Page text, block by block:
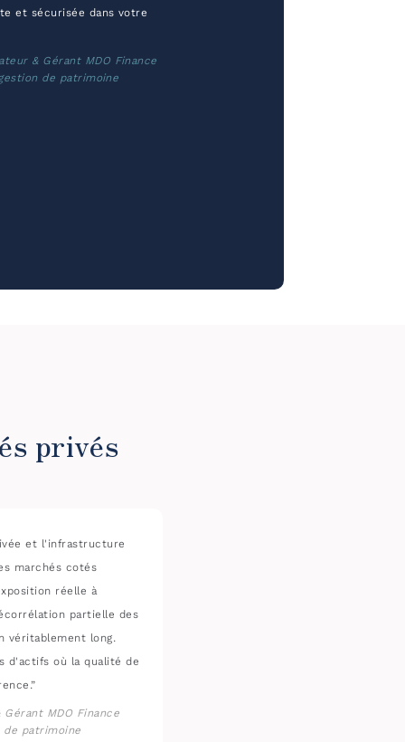
et sécurisée dans votre
& Gérant MDO Finance
de patrimoine
privés
et l'infrastructure
marchés cotés
réelle à
partielle des
véritablement long.
d'actifs où la qualité de
Gérant MDO Finance
de patrimoine